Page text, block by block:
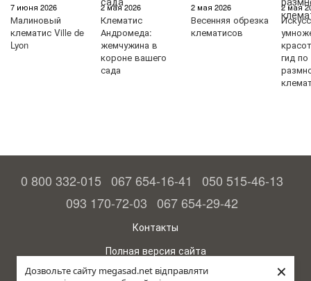
Дозвольте сайту megasad.net відправляти
×
7 июня 2026
Малиновый
клематис Ville de
Lyon
2 мая 2026
Клематис
Андромеда:
жемчужина в
короне вашего
сада
2 мая 2026
Весенняя обрезка
клематисов
2 мая
гид по
0 800 332-015 067 654-16-41
050 515-46-13
093 170-72-03 067 654-29-42
Контакты
Полная версия сайта
© 2015—2026